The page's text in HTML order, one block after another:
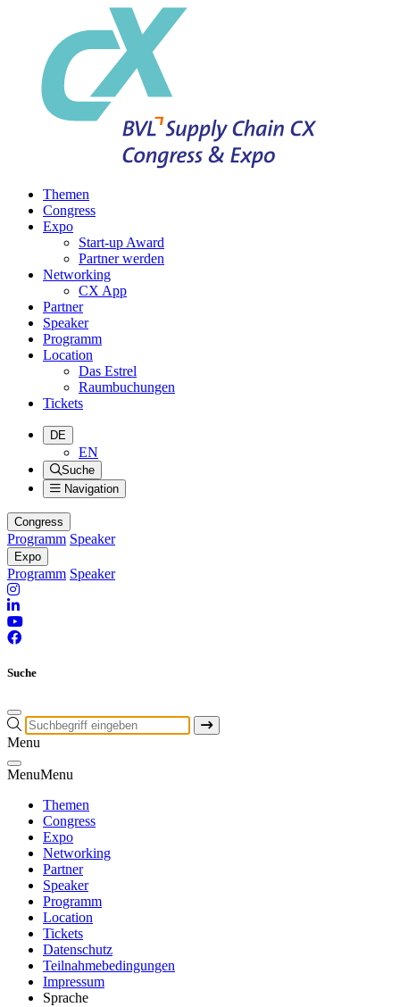
Themen
Congress
Expo
Start-up Award
Partner werden
Networking
CX App
Partner
Speaker
Programm
Location
Das Estrel
Raumbuchungen
Tickets
DE
EN
Suche
Navigation
Congress
Programm Speaker
Expo
Programm Speaker
Suche
Menu
MenuMenu
Themen
Congress
Expo
Networking
Partner
Speaker
Programm
Location
Tickets
Datenschutz
Teilnahmebedingungen
Impressum
Sprache